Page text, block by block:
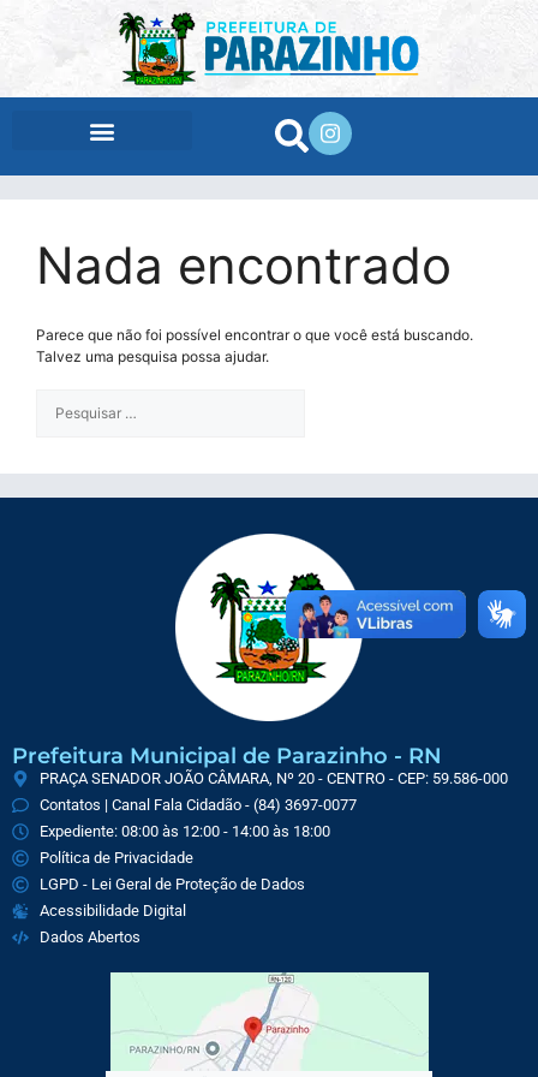
Nada encontrado
Parece que não foi possível encontrar o que você está buscando.
Talvez uma pesquisa possa ajudar.
Prefeitura Municipal de Parazinho - RN
PRAÇA SENADOR JOÃO CÂMARA, Nº 20 - CENTRO - CEP: 59.586-000
Contatos | Canal Fala Cidadão - (84) 3697-0077
Expediente: 08:00 às 12:00 - 14:00 às 18:00
Política de Privacidade
LGPD - Lei Geral de Proteção de Dados
Acessibilidade Digital
Dados Abertos